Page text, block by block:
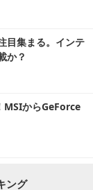
目集まる。インテ
か？
MSIからGeForce
ング